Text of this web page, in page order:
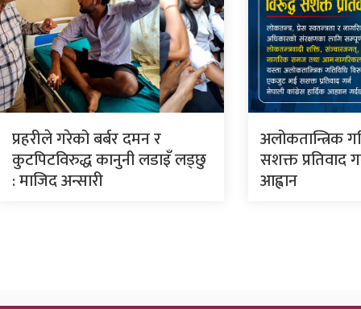
प्रहरीले गरेको बर्बर दमन र
कुटपिटविरुद्ध कानुनी लडाइँ लड्छु
: माजिद अन्सारी
अलोकतान्त्रिक
सशक्त प्रतिवाद
आह्वान